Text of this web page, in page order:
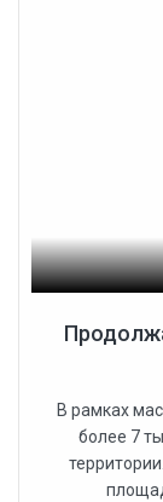
В рамках
более 7